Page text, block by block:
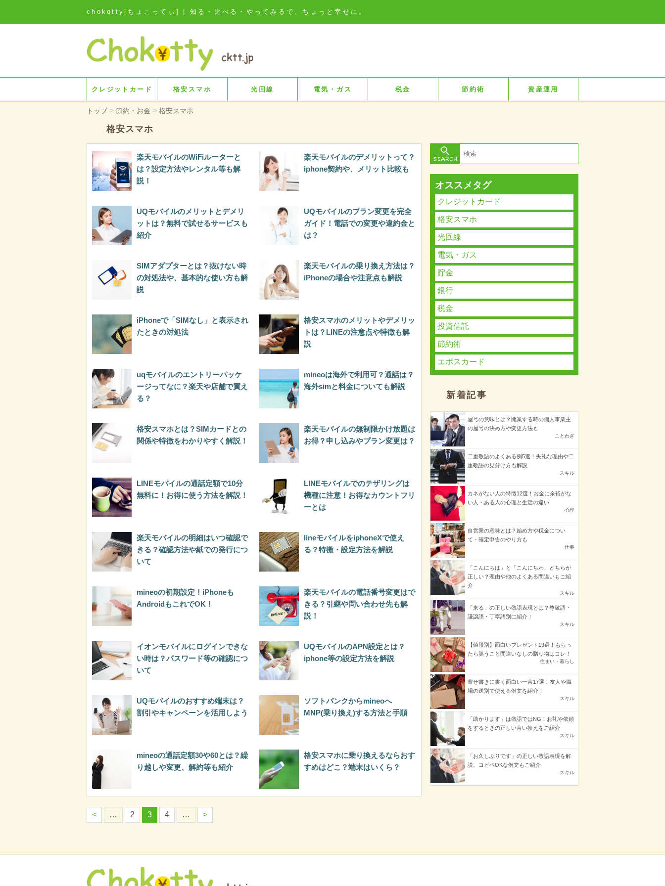
chokotty[ちょこってぃ] | 知る・比べる・やってみるで、ちょっと幸せに。
クレジットカード 格安スマホ 光回線 電気・ガス 税金 節約術 資産運用
トップ > 節約・お金 > 格安スマホ
格安スマホ
楽天モバイルのWiFiルーターと
は？設定方法やレンタル等も解
説！
楽天モバイルのデメリットって？
iphone契約や、メリット比較も
UQモバイルのメリットとデメリ
ットは？無料で試せるサービスも
紹介
UQモバイルのプラン変更を完全
ガイド！電話での変更や違約金と
は？
SIMアダプターとは？抜けない時
の対処法や、基本的な使い方も解
説
楽天モバイルの乗り換え方法は？
iPhoneの場合や注意点も解説
iPhoneで「SIMなし」と表示され
たときの対処法
格安スマホのメリットやデメリッ
トは？LINEの注意点や特徴も解
説
uqモバイルのエントリーパッケ
ージってなに？楽天や店舗で買え
る？
mineoは海外で利用可？通話は？
海外simと料金についても解説
格安スマホとは？SIMカードとの
関係や特徴をわかりやすく解説！
楽天モバイルの無制限かけ放題は
お得？申し込みやプラン変更は？
LINEモバイルの通話定額で10分
無料に！お得に使う方法を解説！
LINEモバイルでのテザリングは
機種に注意！お得なカウントフリ
ーとは
楽天モバイルの明細はいつ確認で
きる？確認方法や紙での発行につ
いて
lineモバイルをiphoneXで使え
る？特徴・設定方法を解説
mineoの初期設定！iPhoneも
AndroidもこれでOK！
楽天モバイルの電話番号変更はで
きる？引継や問い合わせ先も解
説！
イオンモバイルにログインできな
い時は？パスワード等の確認につ
いて
UQモバイルのAPN設定とは？
iphone等の設定方法を解説
UQモバイルのおすすめ端末は？
割引やキャンペーンを活用しよう
ソフトバンクからmineoへ
MNP(乗り換え)する方法と手順
mineoの通話定額30や60とは？繰
り越しや変更、解約等も紹介
格安スマホに乗り換えるならおす
すめはどこ？端末はいくら？
< … 2 3 4 … >
オススメタグ
クレジットカード
格安スマホ
光回線
電気・ガス
貯金
銀行
税金
投資信託
節約術
エポスカード
新着記事
屋号の意味とは？開業する時の個人事業主
の屋号の決め方や変更方法も
ことわざ
二重敬語のよくある例5選！失礼な理由や二
重敬語の見分け方も解説
スキル
カネがない人の特徴12選！お金に余裕がな
い人・ある人の心理と生活の違い
心理
自営業の意味とは？始め方や税金につい
て・確定申告のやり方も
仕事
「こんにちは」と「こんにちわ」どちらが
正しい？理由や他のよくある間違いもご紹
介
スキル
「来る」の正しい敬語表現とは？尊敬語・
謙譲語・丁寧語別に紹介！
スキル
【値段別】面白いプレゼント19選！もらっ
たら笑うこと間違いなしの贈り物はコレ！
住まい・暮らし
寄せ書きに書く面白い一言17選！友人や職
場の送別で使える例文を紹介！
スキル
「助かります」は敬語ではNG！お礼や依頼
をするときの正しい言い換えをご紹介
スキル
「お久しぶりです」の正しい敬語表現を解
説。コピペOKな例文もご紹介
スキル